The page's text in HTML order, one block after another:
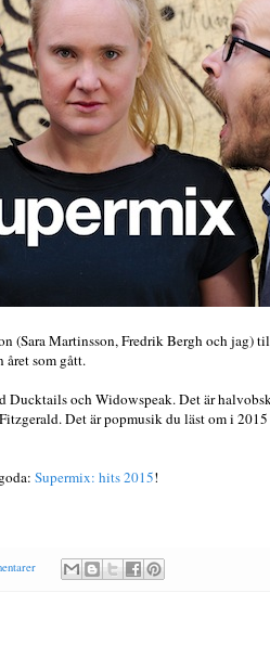
(Sara Martinsson, Fredrik Bergh och jag)
året som gått.
Ducktails och Widowspeak. Det är
Det är popmusik du läst om i
Supermix: hits 2015!